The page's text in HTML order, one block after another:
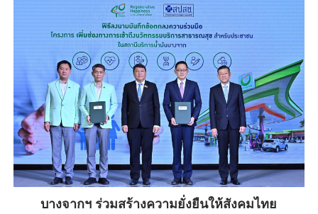
บางจากฯ ร่วมสร้างความยั่งยืนให้สังคมไทย